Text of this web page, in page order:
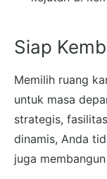
Siap
Memilih ruang
untuk masa
strategis,
dinamis, Anda
juga